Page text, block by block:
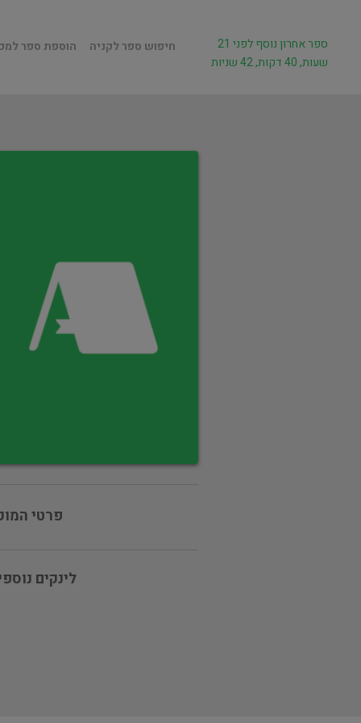
חיפוש ספר לקניה הוספת ספר
ספר אחרון נוסף לפני 21
שעות, 40 דקות, 42 שניות
פרטי
לינקים